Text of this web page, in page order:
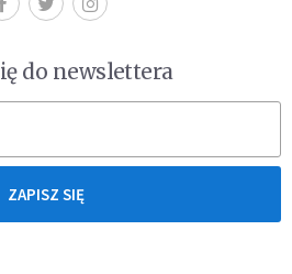
do newslettera
ZAPISZ SIĘ